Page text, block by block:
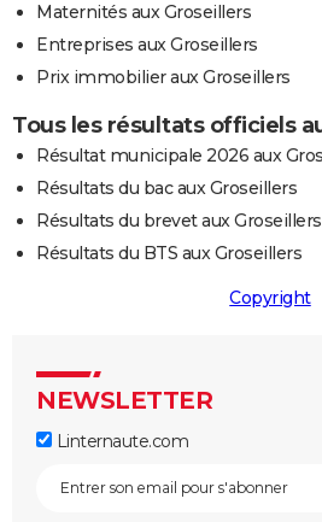
Maternités aux Groseillers
Entreprises aux Groseillers
Prix immobilier aux Groseillers
Tous les résultats officiels
Résultat municipale 2026 aux
Résultats du bac aux Groseillers
Résultats du brevet aux Groseillers
Résultats du BTS aux Groseillers
Copyright
NEWSLETTER
Linternaute.com